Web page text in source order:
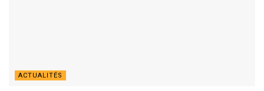
ACTUALITÉS